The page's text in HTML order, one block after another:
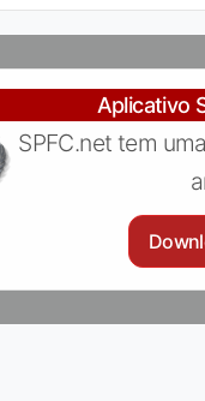
Aplicativo
SPFC.net tem